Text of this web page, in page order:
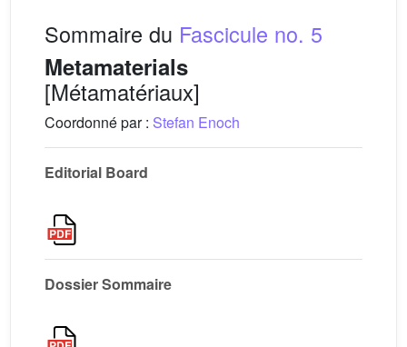
Sommaire du Fascicule no. 5
Metamaterials
[Métamatériaux]
Coordonné par : Stefan Enoch
Editorial Board
Dossier Sommaire